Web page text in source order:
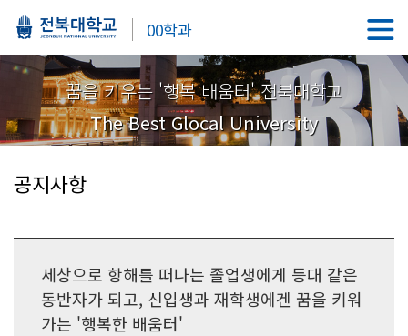
00학과
꿈을 키우는 '행복 배움터' 전북대학교
The Best Glocal University
공지사항
세상으로 항해를 떠나는 졸업생에게 등대 같은
동반자가 되고, 신입생과 재학생에겐 꿈을 키워
가는 '행복한 배움터'